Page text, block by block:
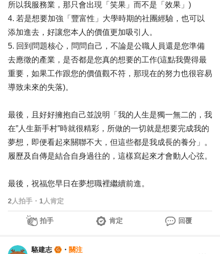
所以我服務業，那只會出現「笑果」而不是「效果」)
4. 若是想要加強「豐富性」大學時期的社團經驗，也可以
添加進去，好讓您本人的價值更加吸引人。
5. 回到問題核心，問問自己，不論是公職人員還是您準備
去應徵的產業，是否都是您真的想要的工作(這點我覺得最
重要，如果工作跟您的價值觀不符，那現在的努力也很容易
導致未來的失落)。
最後，且好好擁抱自己並說明「我的人生是獨一無二的，我
在”人生新手村”時就很精彩，所做的一切就是想要完成我的
夢想，即便看起來關聯不大，但這些都是我成長的養分」。
履歷及自傳是結合自身過往的，這樣寫起來才會動人心弦。
最後，祝福您早日在夢想職裡繼續前進。
2 人拍手 ・ 1 人肯定
拍手 肯定 回覆
駱建志 ・ 關注